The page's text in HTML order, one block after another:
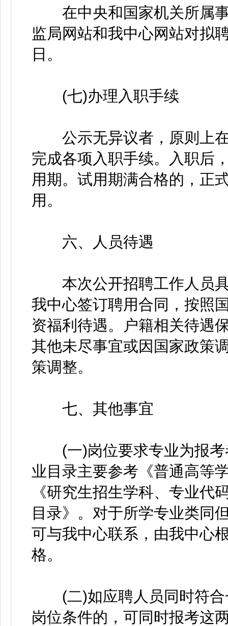
在中央和国家机关所属事
监局网站和我中心网站对拟
日。
(七)办理入职手续
公示无异议者，原则上在
完成各项入职手续。入职后
用期。试用期满合格的，正
用。
六、人员待遇
本次公开招聘工作人员
我中心签订聘用合同，按照
资福利待遇。户籍相关待遇
其他未尽事宜或因国家政策
策调整。
七、其他事宜
(一)岗位要求专业为报考
业目录主要参考《普通高等
《研究生招生学科、专业代
目录》。对于所学专业类同
可与我中心联系，由我中心
格。
(二)如应聘人员同时符合
岗位条件的，可同时报考这